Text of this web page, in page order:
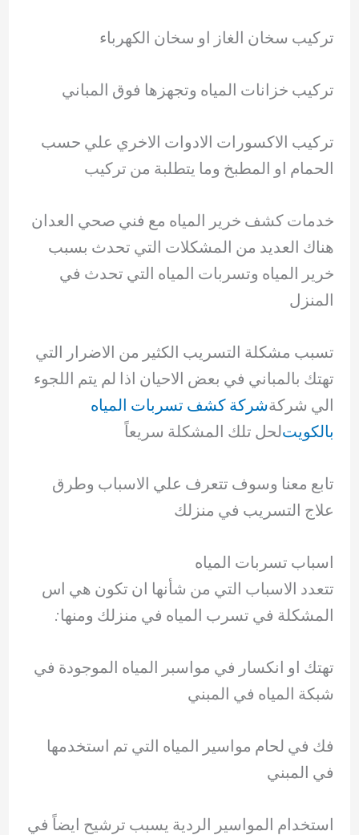
تركيب سخان الغاز او سخان الكهرباء
تركيب خزانات المياه وتجهزها فوق المباني
تركيب الاكسورات الادوات الاخري علي حسب
الحمام او المطبخ وما يتطلبة من تركيب
خدمات كشف خرير المياه مع فني صحي العدان
هناك العديد من المشكلات التي تحدث بسبب
خرير المياه وتسربات المياه التي تحدث في
المنزل
تسبب مشكلة التسريب الكثير من الاضرار التي
تهتك بالمباني في بعض الاحيان اذا لم يتم اللجوء
الي شركةشركة كشف تسربات المياه
بالكويتلحل تلك المشكلة سريعاً
تابع معنا وسوف تتعرف علي الاسباب وطرق
علاج التسريب في منزلك
اسباب تسربات المياه
تتعدد الاسباب التي من شأنها ان تكون هي اس
المشكلة في تسرب المياه في منزلك ومنها:
تهتك او انكسار في مواسبر المياه الموجودة في
شبكة المياه في المبني
فك في لحام مواسير المياه التي تم استخدمها
في المبني
استخدام المواسير الردية يسبب ترشيح ايضاً في